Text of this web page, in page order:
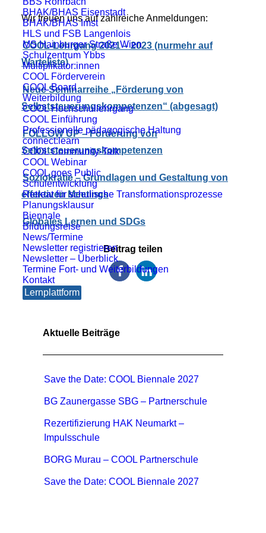
BHAK/BHAS Eisenstadt
BHAK/BHAS Imst
HLS und FSB Langenlois
MS Hainburger Straße Wien
Schulzentrum Ybbs
Multiplikator:innen
COOL Förderverein
COOL Board
Weiterbildung
COOL Hochschullehrgang
COOL Einführung
Professionelle pädagogische Haltung
connect:learn
COOL Community-Talk
COOL Webinar
COOL goes Public
Schulentwicklung
Retreat für schulische Transformationsprozesse
Planungsklausur
Biennale
Bildungsreise
News/Termine
Newsletter registrieren
Newsletter – Überblick
Termine Fort- und Weiterbildungen
Kontakt
Lernplattform
Wir freuen uns auf zahlreiche Anmeldungen:
COOL-Lehrgang 2021 – 2023 (nurmehr auf
Warteliste)
Neue Seminarreihe „Förderung von
Selbststeuerungskompetenzen“ (abgesagt)
FOLLOW UP – Förderung von
Selbststeuerungskompetenzen
Soziokratie – Grundlagen und Gestaltung von
effektiven Meetings
Globales Lernen und SDGs
Beitrag teilen
Aktuelle Beiträge
Save the Date: COOL Biennale 2027
BG Zaunergasse SBG – Partnerschule
Rezertifizierung HAK Neumarkt –
Impulsschule
BORG Murau – COOL Partnerschule
Save the Date: COOL Biennale 2027